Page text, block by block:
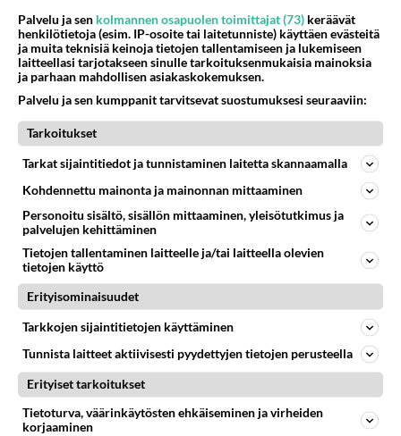
Vajakin paskahan on housujen vilautus alas ja
samantien ylös, vajakille se riittää ja tajuaa että
Kuljettajan asennostakin voi päätellä jo vajakki
asteen, paskat ja kuset housussa saa olon
takia, puhumattakaan aikaa myöten kaikki
tulehdukset..
Jos kuski istuu vain toisella kankullaa, käsi pitkällä
ratin päällä, ikään kuin poikittain penkillä niin
kyseessä on vajakki jolla on paskat housussa
jolloin ei oikein ilkee istua koko takamuksellaan
vaan mieluummin vain toisella. Asento sallii myös
luontevan keskustelun toisen vajakin kanssa..
Äänestä
KakkaaKeskusteluihinAina
Palvelu ja sen kolmannen osapuolen toimittajat (73) keräävät
henkilötietoja (esim. IP-osoite tai laitetunniste) käyttäen evästeitä
ja muita teknisiä keinoja tietojen tallentamiseen ja lukemiseen
laitteellasi tarjotakseen sinulle tarkoituksenmukaisia mainoksia
ja parhaan mahdollisen asiakaskokemuksen.
Palvelu ja sen kumppanit tarvitsevat suostumuksesi seuraaviin:
Tarkoitukset
Tarkat sijaintitiedot ja tunnistaminen laitetta skannaamalla
Kohdennettu mainonta ja mainonnan mittaaminen
Personoitu sisältö, sisällön mittaaminen, yleisötutkimus ja
palvelujen kehittäminen
Tietojen tallentaminen laitteelle ja/tai laitteella olevien
tietojen käyttö
Erityisominaisuudet
Tarkkojen sijaintitietojen käyttäminen
Tunnista laitteet aktiivisesti pyydettyjen tietojen perusteella
Erityiset tarkoitukset
Tietoturva, väärinkäytösten ehkäiseminen ja virheiden
korjaaminen